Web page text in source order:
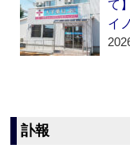
て
イ
訃報